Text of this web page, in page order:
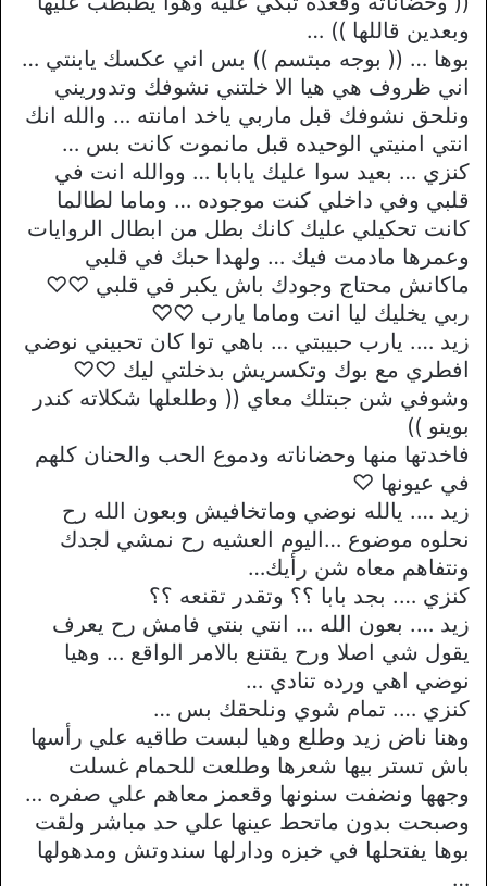
وبعدين قاللها )) …
بوها … (( بوجه مبتسم )) بس اني عكسك يابنتي …
اني ظروف هي هيا الا خلتني نشوفك وتدوريني
ونلحق نشوفك قبل ماربي ياخد امانته … والله انك
انتي امنيتي الوحيده قبل مانموت كانت بس …
كنزي … بعيد سوا عليك يابابا … ووالله انت في
قلبي وفي داخلي كنت موجوده … وماما لطالما
كانت تحكيلي عليك كانك بطل من ابطال الروايات
وعمرها مادمت فيك … ولهدا حبك في قلبي
ماكانش محتاج وجودك باش يكبر في قلبي ♡♡
ربي يخليك ليا انت وماما يارب ♡♡
زيد …. يارب حبيبتي … باهي توا كان تحبيني نوضي
افطري مع بوك وتكسريش بدخلتي ليك ♡♡
وشوفي شن جبتلك معاي (( وطلعلها شكلاته كندر
بوينو ))
فاخدتها منها وحضاناته ودموع الحب والحنان كلهم
في عيونها ♡
زيد …. يالله نوضي وماتخافيش وبعون الله رح
نحلوه موضوع …اليوم العشيه رح نمشي لجدك
ونتفاهم معاه شن رأيك…
كنزي …. بجد بابا ؟؟ وتقدر تقنعه ؟؟
زيد …. بعون الله … انتي بنتي فامش رح يعرف
يقول شي اصلا ورح يقتنع بالامر الواقع … وهيا
نوضي اهي ورده تنادي …
كنزي …. تمام شوي ونلحقك بس …
وهنا ناض زيد وطلع وهيا لبست طاقيه علي رأسها
باش تستر بيها شعرها وطلعت للحمام غسلت
وجهها ونضفت سنونها وقعمز معاهم علي صفره …
وصبحت بدون ماتحط عينها علي حد مباشر ولقت
بوها يفتحلها في خبزه ودارلها سندوتش ومدهولها
…